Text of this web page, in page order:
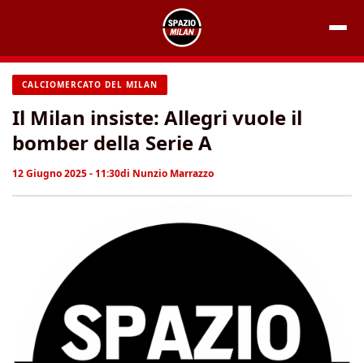
contenuto
CALCIOMERCATO DEL MILAN
Il Milan insiste: Allegri vuole il
bomber della Serie A
12 Giugno 2025 - 11:30di Nunzio Marrazzo